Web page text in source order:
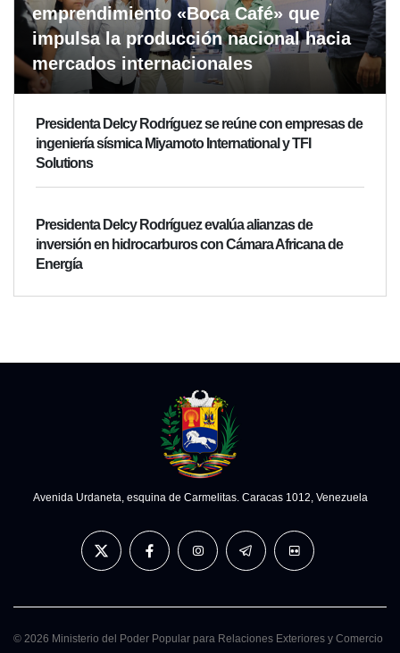
emprendimiento «Boca Café» que
impulsa la producción nacional hacia
mercados internacionales
Presidenta Delcy Rodríguez se reúne con empresas de
ingeniería sísmica Miyamoto International y TFI
Solutions
Presidenta Delcy Rodríguez evalúa alianzas de
inversión en hidrocarburos con Cámara Africana de
Energía
Avenida Urdaneta, esquina de Carmelitas. Caracas 1012, Venezuela
© 2026 Ministerio del Poder Popular para Relaciones Exteriores y Comercio